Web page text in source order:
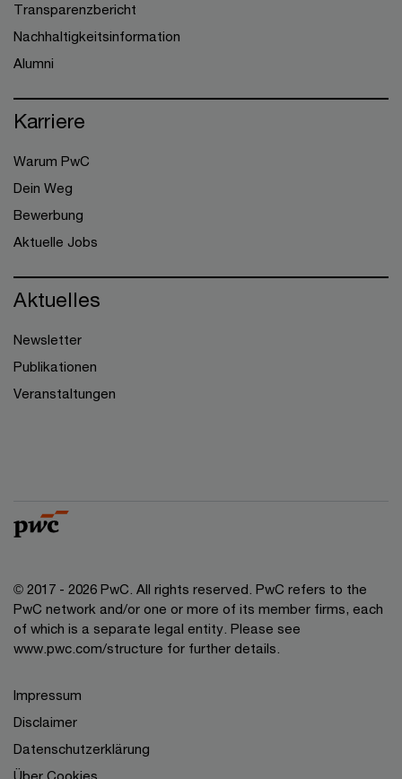
Transparenzbericht
Nachhaltigkeitsinformation
Alumni
Karriere
Warum PwC
Dein Weg
Bewerbung
Aktuelle Jobs
Aktuelles
Newsletter
Publikationen
Veranstaltungen
© 2017 - 2026 PwC. All rights reserved. PwC refers to the
PwC network and/or one or more of its member firms, each
of which is a separate legal entity. Please see
www.pwc.com/structure for further details.
Impressum
Disclaimer
Datenschutzerklärung
Über Cookies